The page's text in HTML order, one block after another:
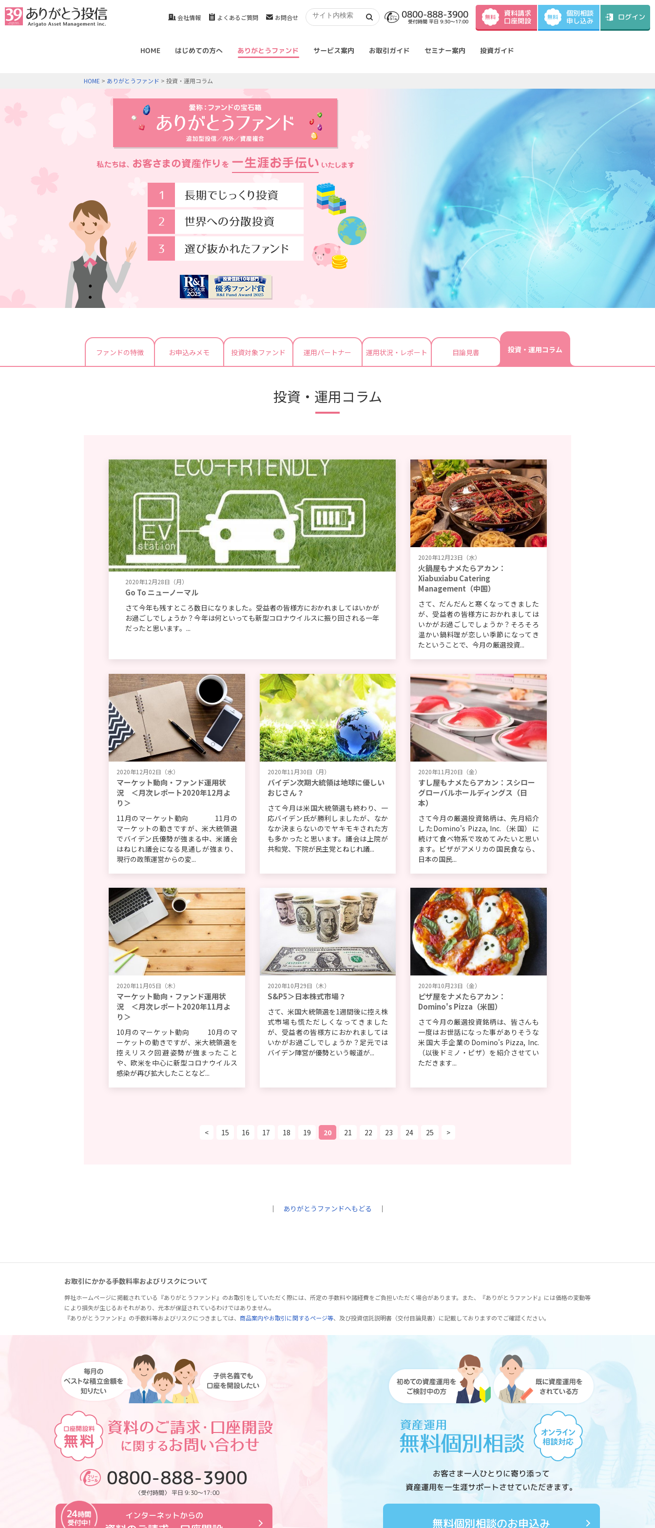
会社情報 よくあるご質問 お問合せ 0800-888-3900
受付時間 平日 9:30～17:00
無料 資料請求
口座開設 無料 個別相談
申し込み ログイン
HOME はじめての方へ ありがとうファンド サービス案内 お取引ガイド セミナー案内 投資ガイド
HOME > ありがとうファンド > 投資・運用コラム
ファンドの特徴 お申込みメモ 投資対象ファンド 運用パートナー 運用状況・レポート 目論見書 投資・運用コラム
投資・運用コラム
2020年12月28日（月）
Go To ニューノーマル
さて今年も残すところ数日になりました。受益者の皆様方におかれましてはいかが
お過ごしでしょうか？今年は何といっても新型コロナウイルスに振り回される一年
だったと思います。...
2020年12月23日（水）
火鍋屋もナメたらアカン：
Xiabuxiabu Catering
Management（中国）
さて、だんだんと寒くなってきました
が、受益者の皆様方におかれましては
いかがお過ごしでしょうか？そろそろ
温かい鍋料理が恋しい季節になってき
たということで、今月の厳選投資...
2020年12月02日（水）
マーケット動向・ファンド運用状
況 ＜月次レポート2020年12月よ
り＞
11月のマーケット動向 11月の
マーケットの動きですが、米大統領選
でバイデン氏優勢が強まる中、米議会
はねじれ議会になる見通しが強まり、
現行の政策運営からの変...
2020年11月30日（月）
バイデン次期大統領は地球に優しい
おじさん？
さて今月は米国大統領選も終わり、一
応バイデン氏が勝利しましたが、なか
なか決まらないのでヤキモキされた方
も多かったと思います。議会は上院が
共和党、下院が民主党とねじれ議...
2020年11月20日（金）
すし屋もナメたらアカン：スシロー
グローバルホールディングス（日
本）
さて今月の厳選投資銘柄は、先月紹介
したDomino's Pizza, Inc.（米国）に
続けて食べ物系で攻めてみたいと思い
ます。ピザがアメリカの国民食なら、
日本の国民...
2020年11月05日（木）
マーケット動向・ファンド運用状
況 ＜月次レポート2020年11月よ
り＞
10月のマーケット動向 10月のマ
ーケットの動きですが、米大統領選を
控えリスク回避姿勢が強まったこと
や、欧米を中心に新型コロナウイルス
感染が再び拡大したことなど...
2020年10月29日（木）
S&P5＞日本株式市場？
さて、米国大統領選を1週間後に控え株
式市場も慌ただしくなってきました
が、受益者の皆様方におかれましては
いかがお過ごしでしょうか？足元では
バイデン陣営が優勢という報道が...
2020年10月23日（金）
ピザ屋をナメたらアカン：
Domino's Pizza（米国）
さて今月の厳選投資銘柄は、皆さんも
一度はお世話になった事がありそうな
米国大手企業のDomino's Pizza, Inc.
（以後ドミノ・ピザ）を紹介させてい
ただきます...
< 15 16 17 18 19 20 21 22 23 24 25 >
｜ ありがとうファンドへもどる ｜
お取引にかかる手数料率およびリスクについて
弊社ホームページに掲載されている『ありがとうファンド』のお取引をしていただく際には、所定の手数料や諸経費をご負担いただく場合があります。また、『ありがとうファンド』には価格の変動等
により損失が生じるおそれがあり、元本が保証されているわけではありません。
『ありがとうファンド』の手数料等およびリスクにつきましては、 商品案内やお取引に関するページ等、及び投資信託説明書（交付目論見書）に記載しておりますのでご確認ください。
0800-888-3900
〈受付時間〉 平日 9:30～17:00
インターネットからの
お客さま一人ひとりに寄り添って
資産運用を一生涯サポートさせていただきます。
無料個別相談のお申込み